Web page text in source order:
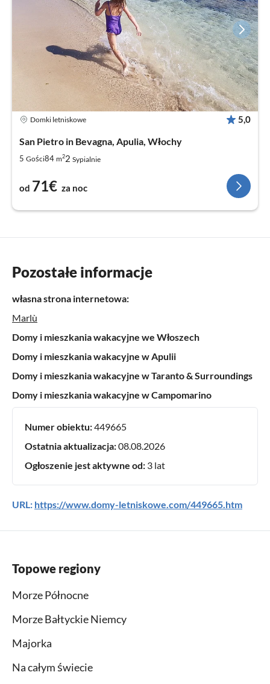
Domki letniskowe 5,0
San Pietro in Bevagna, Apulia, Włochy
5 Gości84 m22 Sypialnie
od 71€ za noc
Pozostałe informacje
własna strona internetowa:
Marlù
Domy i mieszkania wakacyjne we Włoszech
Domy i mieszkania wakacyjne w Apulii
Domy i mieszkania wakacyjne w Taranto & Surroundings
Domy i mieszkania wakacyjne w Campomarino
Numer obiektu:449665
Ostatnia aktualizacja:08.08.2026
Ogłoszenie jest aktywne od: 3 lat
URL: https://www.domy-letniskowe.com/449665.htm
Topowe regiony
Morze Północne
Morze Bałtyckie Niemcy
Majorka
Na całym świecie